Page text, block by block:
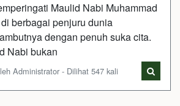
Maulid Nabi Muhammad
berbagai penjuru dunia
dengan penuh suka cita.
Nabi bukan
Administrator - Dilihat 547 kali